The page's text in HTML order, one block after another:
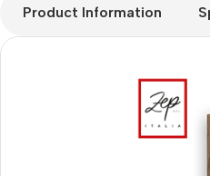
Product Information